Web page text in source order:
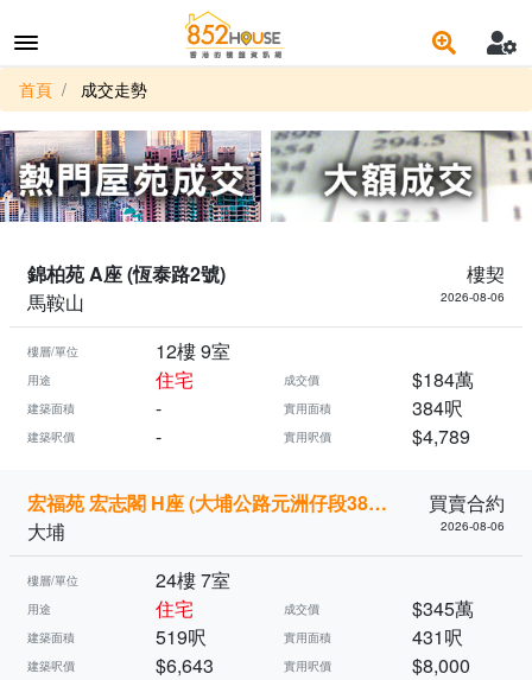
首頁 成交走勢
錦柏苑 A座 (恆泰路2號)
樓契
馬鞍山
2026-08-06
樓層/單位 12樓 9室
用途 住宅 成交價 $184萬
建築面積 - 實用面積 384呎
建築呎價 - 實用呎價 $4,789
宏福苑 宏志閣 H座 (大埔公路元洲仔段3821號)
買賣合約
大埔
2026-08-06
樓層/單位 24樓 7室
用途 住宅 成交價 $345萬
建築面積 519呎 實用面積 431呎
建築呎價 $6,643 實用呎價 $8,000